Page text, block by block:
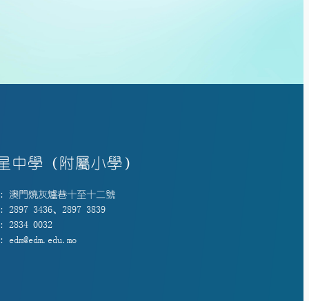
中學（附屬小學）
澳門燒灰爐巷十至十二號
2897 3436、2897 3839
2834 0032
edm@edm.edu.mo